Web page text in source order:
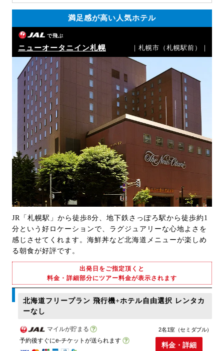
満足感が高い人気ホテル
で飛ぶ
ニューオータニイン札幌 ｜札幌市（札幌駅前）｜
JR「札幌駅」から徒歩8分、地下鉄さっぽろ駅から徒歩約1
分という好ロケーションで、ラグジュアリーな心地よさを
感じさせてくれます。海鮮丼など北海道メニューが楽しめ
る朝食が好評です。
出発日をご指定頂くと
料金・詳細部分にツアー料金が表示されます
北海道フリープラン 飛行機+ホテル自由選択 レンタカ
ーなし
マイルが貯まる
予約後すぐにe-チケットが送られます
2名1室（セミダブル）
料金・詳細